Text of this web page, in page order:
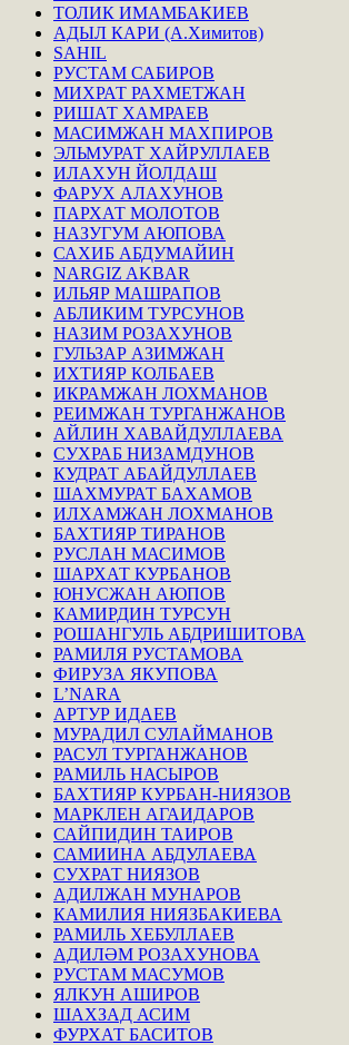
ТОЛИК ИМАМБАКИЕВ
АДЫЛ КАРИ (А.Химитов)
SAHIL
РУСТАМ САБИРОВ
МИХРАТ РАХМЕТЖАН
РИШАТ ХАМРАЕВ
МАСИМЖАН МАХПИРОВ
ЭЛЬМУРАТ ХАЙРУЛЛАЕВ
ИЛАХУН ЙОЛДАШ
ФАРУХ АЛАХУНОВ
ПАРХАТ МОЛОТОВ
НАЗУГУМ АЮПОВА
САХИБ АБДУМАЙИН
NARGIZ AKBAR
ИЛЬЯР МАШРАПОВ
АБЛИКИМ ТУРСУНОВ
НАЗИМ РОЗАХУНОВ
ГУЛЬЗАР АЗИМЖАН
ИХТИЯР КОЛБАЕВ
ИКРАМЖАН ЛОХМАНОВ
РЕИМЖАН ТУРГАНЖАНОВ
АЙЛИН ХАВАЙДУЛЛАЕВА
СУХРАБ НИЗАМДУНОВ
КУДРАТ АБАЙДУЛЛАЕВ
ШАХМУРАТ БАХАМОВ
ИЛХАМЖАН ЛОХМАНОВ
БАХТИЯР ТИРАНОВ
РУСЛАН МАСИМОВ
ШАРХАТ КУРБАНОВ
ЮНУСЖАН АЮПОВ
КАМИРДИН ТУРСУН
РОШАНГУЛЬ АБДРИШИТОВА
РАМИЛЯ РУСТАМОВА
ФИРУЗА ЯКУПОВА
L’NARA
АРТУР ИДАЕВ
МУРАДИЛ СУЛАЙМАНОВ
РАСУЛ ТУРГАНЖАНОВ
РАМИЛЬ НАСЫРОВ
БАХТИЯР КУРБАН-НИЯЗОВ
МАРКЛЕН АГАИДАРОВ
САЙПИДИН ТАИРОВ
САМИИНА АБДУЛАЕВА
СУХРАТ НИЯЗОВ
АДИЛЖАН МУНАРОВ
КАМИЛИЯ НИЯЗБАКИЕВА
РАМИЛЬ ХЕБУЛЛАЕВ
АДИЛӘМ РОЗАХУНОВА
РУСТАМ МАСУМОВ
ЯЛКУН АШИРОВ
ШАХЗАД АСИМ
ФУРХАТ БАСИТОВ